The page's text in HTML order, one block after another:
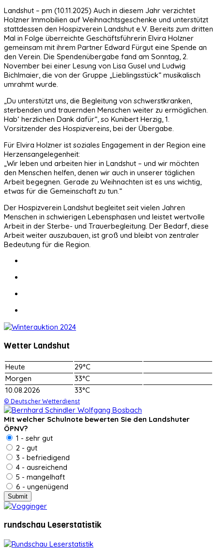
Landshut – pm (10.11.2025) Auch in diesem Jahr verzichtet
Holzner Immobilien auf Weihnachtsgeschenke und unterstützt
stattdessen den Hospizverein Landshut e.V. Bereits zum dritten
Mal in Folge überreichte Geschäftsführerin Elvira Holzner
gemeinsam mit ihrem Partner Edward Fürgut eine Spende an
den Verein. Die Spendenübergabe fand am Sonntag, 2.
November bei einer Lesung von Lisa Gusel und Ludwig
Bichlmaier, die von der Gruppe „Lieblingsstück“ musikalisch
umrahmt wurde.
„Du unterstützt uns, die Begleitung von schwerstkranken,
sterbenden und trauernden Menschen weiter zu ermöglichen.
Hab‘ herzlichen Dank dafür“, so Kunibert Herzig, 1.
Vorsitzender des Hospizvereins, bei der Übergabe.
Für Elvira Holzner ist soziales Engagement in der Region eine
Herzensangelegenheit:
„Wir leben und arbeiten hier in Landshut – und wir möchten
den Menschen helfen, denen wir auch in unserer täglichen
Arbeit begegnen. Gerade zu Weihnachten ist es uns wichtig,
etwas für die Gemeinschaft zu tun.“
Der Hospizverein Landshut begleitet seit vielen Jahren
Menschen in schwierigen Lebensphasen und leistet wertvolle
Arbeit in der Sterbe- und Trauerbegleitung. Der Bedarf, diese
Arbeit weiter auszubauen, ist groß und bleibt von zentraler
Bedeutung für die Region.
Wetter Landshut
Heute
29°C
Morgen
33°C
10.08.2026
33°C
© Deutscher Wetterdienst
Mit welcher Schulnote bewerten Sie den Landshuter
ÖPNV?
1 - sehr gut
2 - gut
3 - befriedigend
4 - ausreichend
5 - mangelhaft
6 - ungenügend
rundschau Leserstatistik